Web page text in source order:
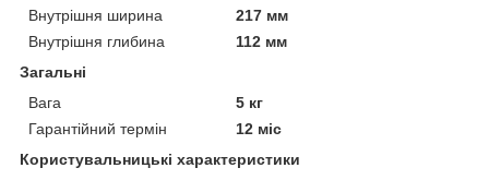
Внутрішня ширина
217 мм
Внутрішня глибина
112 мм
Загальні
Вага
5 кг
Гарантійний термін
12 міс
Користувальницькі характеристики